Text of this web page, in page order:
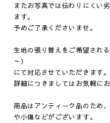
またお写真では伝わりにくい
ます。
予めご了承くださいませ。
生地の張り替えをご希望され
～）
にて対応させていただきます。
詳細につきましてはお気軽に
商品はアンティーク品のため
や小傷などがございます。